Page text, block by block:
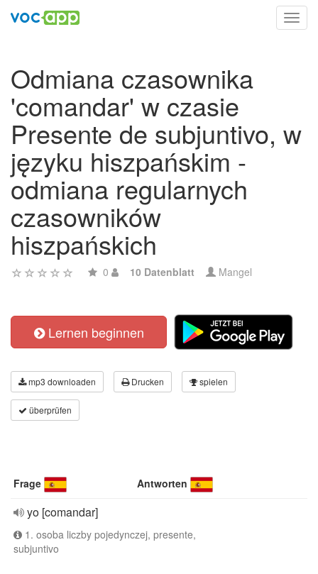
Odmiana czasownika
'comandar' w czasie
Presente de subjuntivo, w
języku hiszpańskim -
odmiana regularnych
czasowników
hiszpańskich
0 10 Datenblatt Mangel
Lernen beginnen
mp3 downloaden Drucken spielen
überprüfen
Frage Antworten
yo [comandar]
1. osoba liczby pojedynczej, presente,
subjuntivo